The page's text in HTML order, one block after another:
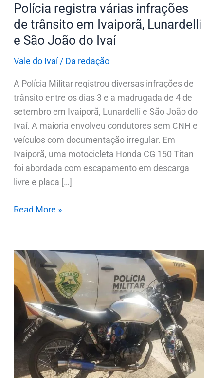
Polícia registra várias infrações
de trânsito em Ivaiporã, Lunardelli
e São João do Ivaí
Vale do Ivaí/ Da redação
A Polícia Militar registrou diversas infrações de
trânsito entre os dias 3 e a madrugada de 4 de
setembro em Ivaiporã, Lunardelli e São João do
Ivaí. A maioria envolveu condutores sem CNH e
veículos com documentação irregular. Em
Ivaiporã, uma motocicleta Honda CG 150 Titan
foi abordada com escapamento em descarga
livre e placa […]
e
João
do
Ivaí
Read More »
PM
intensifica
fiscalização
de
motocicletas
Vale
Ivaí